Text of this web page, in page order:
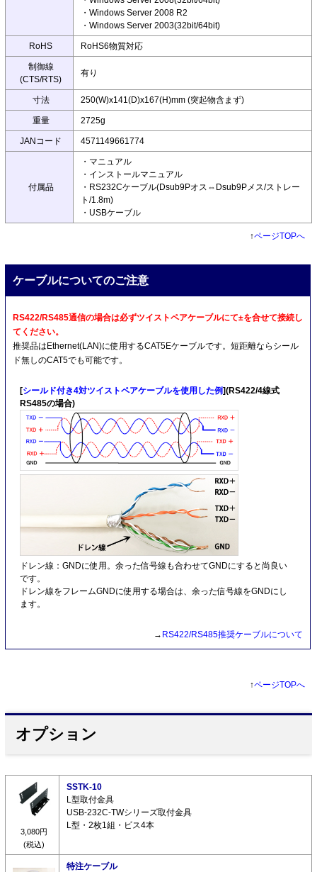
・Windows Server 2008 R2
・Windows Server 2003(32bit/64bit)
RoHS RoHS6物質対応
制御線
(CTS/RTS)
有り
寸法 250(W)x141(D)x167(H)mm (突起物含まず)
重量 2725g
JANコード 4571149661774
付属品
・マニュアル
・インストールマニュアル
・RS232Cケーブル(Dsub9Pオス⇔Dsub9Pメス/ストレー
ト/1.8m)
・USBケーブル
↑ページTOPへ
ケーブルについてのご注意
RS422/RS485通信の場合は必ずツイストペアケーブルにて±を合せて接続し
てください。
推奨品はEthernet(LAN)に使用するCAT5Eケーブルです。短距離ならシール
ド無しのCAT5でも可能です。
[シールド付き4対ツイストペアケーブルを使用した例](RS422/4線式
RS485の場合)
ドレン線：GNDに使用。余った信号線も合わせてGNDにすると尚良い
です。
ドレン線をフレームGNDに使用する場合は、余った信号線をGNDにし
ます。
→ RS422/RS485推奨ケーブルについて
↑ページTOPへ
オプション
3,080円
(税込)
SSTK-10
L型取付金具
USB-232C-TWシリーズ取付金具
L型・2枚1組・ビス4本
特注ケーブル